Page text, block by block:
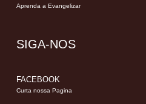
Aprenda a Evangelizar
SIGA-NOS
FACEBOOK
Curta nossa Pagina